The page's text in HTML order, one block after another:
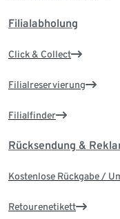
Filialabholung
Click & Collect
Filialreservierung
Filialfinder
Rücksendung &
Kostenlose Rückgabe /
Retourenetikett